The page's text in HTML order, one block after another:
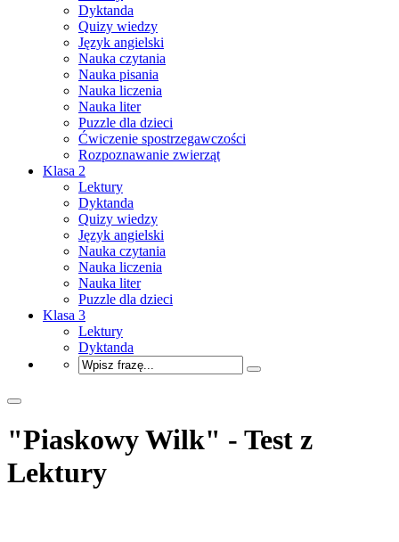
Dyktanda
Quizy wiedzy
Język angielski
Nauka czytania
Nauka pisania
Nauka liczenia
Nauka liter
Puzzle dla dzieci
Ćwiczenie spostrzegawczości
Rozpoznawanie zwierząt
Klasa 2
Lektury
Dyktanda
Quizy wiedzy
Język angielski
Nauka czytania
Nauka liczenia
Nauka liter
Puzzle dla dzieci
Klasa 3
Lektury
Dyktanda
"Piaskowy Wilk" - Test z
Lektury